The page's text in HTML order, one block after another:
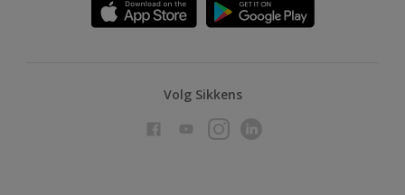
Volg Sikkens